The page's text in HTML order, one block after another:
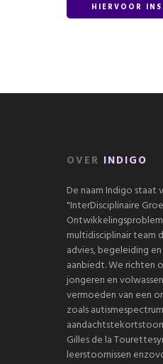
HIERVOOR
OVER INDIGO
De naam Indigo staat
"InterDisciplinaire
multidisciplinair team
advies, begeleiding
aanbiedt. We richten
jongeren en
vermoeden van een
zoals
Gilles de la
leerstoornissen